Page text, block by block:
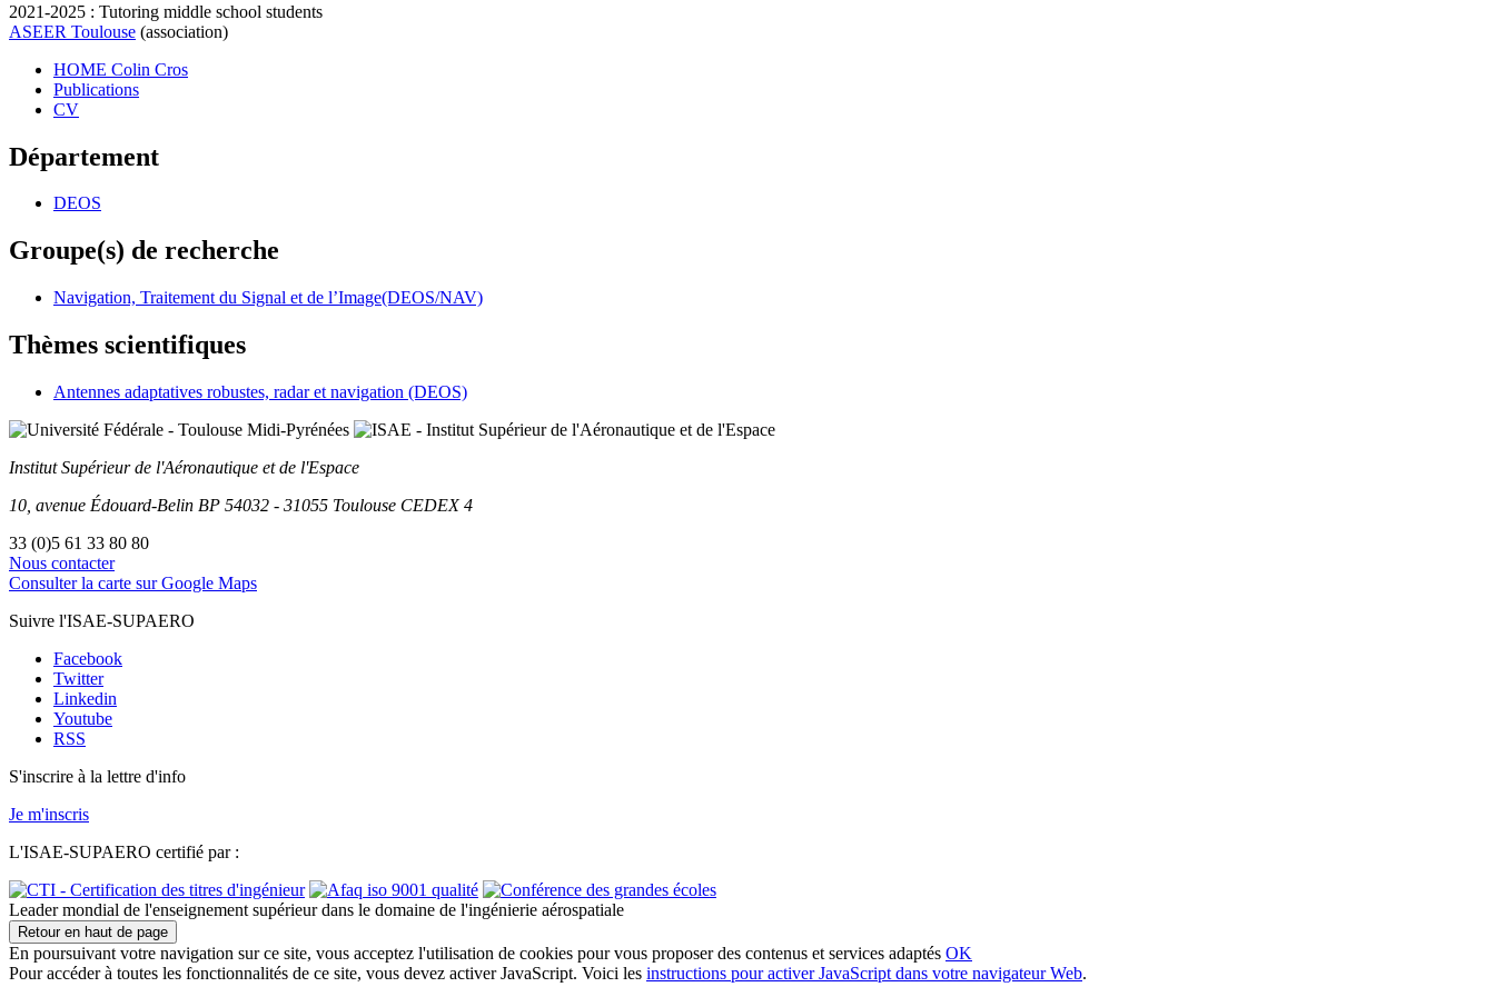
2021-2025 : Tutoring middle school students
ASEER Toulouse (association)
HOME Colin Cros
Publications
CV
Département
DEOS
Groupe(s) de recherche
Navigation, Traitement du Signal et de l’Image(DEOS/NAV)
Thèmes scientifiques
Antennes adaptatives robustes, radar et navigation (DEOS)
Institut Supérieur de l'Aéronautique et de l'Espace
10, avenue Édouard-Belin BP 54032 - 31055 Toulouse CEDEX 4
33 (0)5 61 33 80 80
Nous contacter
Consulter la carte sur Google Maps
Suivre l'ISAE-SUPAERO
Facebook
Twitter
Linkedin
Youtube
RSS
S'inscrire à la lettre d'info
Je m'inscris
L'ISAE-SUPAERO certifié par :
Leader mondial de l'enseignement supérieur dans le domaine de l'ingénierie aérospatiale
Retour en haut de page
En poursuivant votre navigation sur ce site, vous acceptez l'utilisation de cookies pour vous proposer des contenus et services adaptés OK
Pour accéder à toutes les fonctionnalités de ce site, vous devez activer JavaScript. Voici les instructions pour activer JavaScript dans votre navigateur Web.